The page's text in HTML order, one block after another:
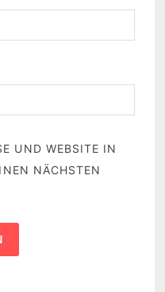
UND WEBSITE IN
NÄCHSTEN